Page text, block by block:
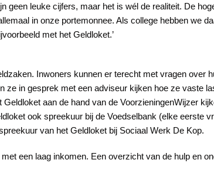
geen leuke cijfers, maar het is wél de realiteit. De
in onze portemonnee. Als college hebben we
met het Geldloket.’
Inwoners kunnen er terecht met vragen over
ze in gesprek met een adviseur kijken hoe ze vaste
aan de hand van de VoorzieningenWijzer
ook spreekuur bij de Voedselbank (elke eerste
van het Geldloket bij Sociaal Werk De Kop.
een laag inkomen. Een overzicht van de hulp en